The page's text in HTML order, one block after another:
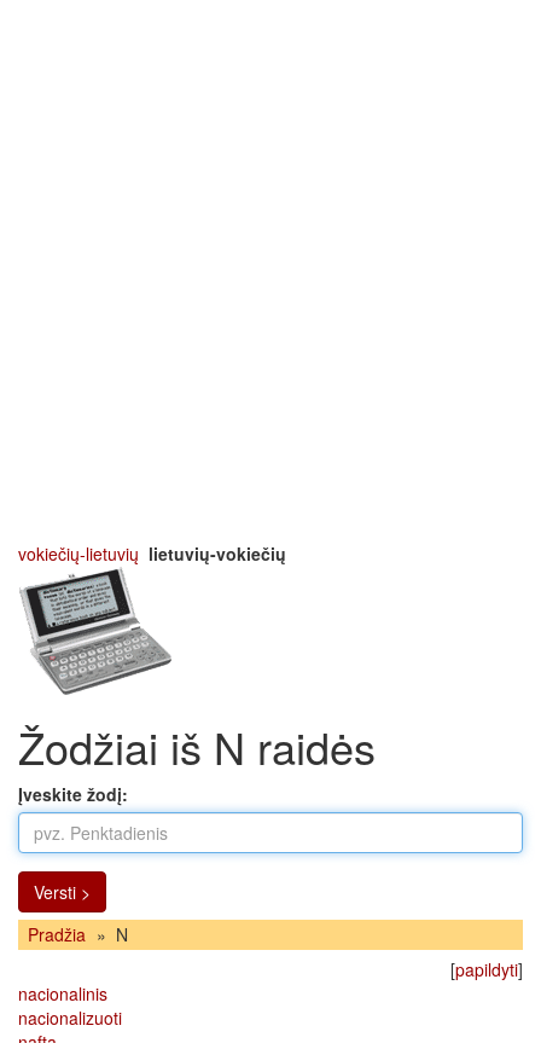
vokiečių-lietuvių lietuvių-vokiečių
Žodžiai iš N raidės
Įveskite žodį:
Versti >
Pradžia » N
[papildyti]
nacionalinis
nacionalizuoti